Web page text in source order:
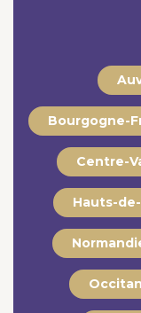
Bourgogne-
Centre-
Hauts-